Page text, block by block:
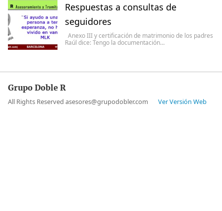
Respuestas a consultas de
seguidores
Anexo III y certificación de matrimonio de los padres
Raúl dice: Tengo la documentación…
Grupo Doble R
All Rights Reserved asesores@grupodobler.com Ver Versión Web